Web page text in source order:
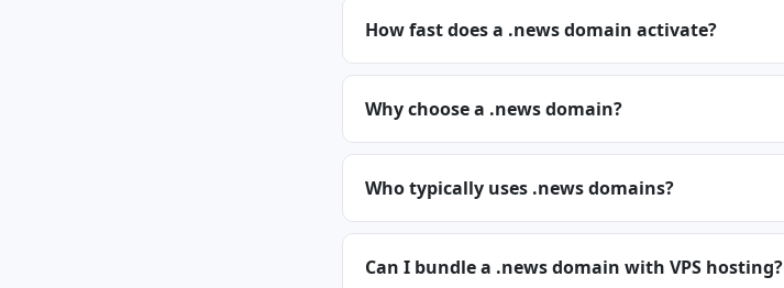
How fast does a .news domain activate?
Why choose a .news domain?
Who typically uses .news domains?
Can I bundle a .news domain with VPS hosting?